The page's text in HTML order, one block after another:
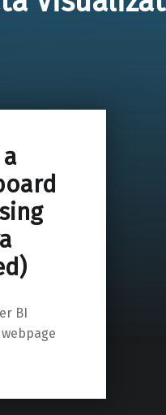
BI